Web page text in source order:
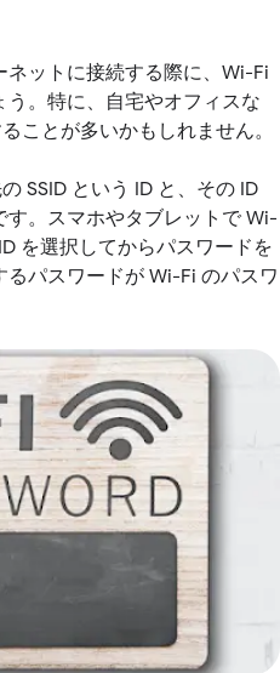
ットに接続する際に、Wi-Fi
。特に、自宅やオフィスな
ことが多いかもしれません。
SSID という ID と、その ID
。スマホやタブレットで Wi-
を選択してからパスワードを
パスワードが Wi-Fi のパスワ